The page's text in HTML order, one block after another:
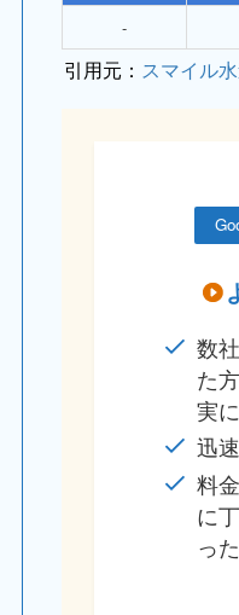
‐
引用元： スマイル
数
た
実
迅
料
に
った